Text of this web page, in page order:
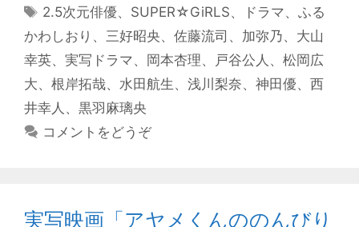
テ
リ
ー
タ
グ
2.5次元俳優、 SUPER☆GiRLS、 ドラマ、ふる
かわしおり 、 三好昭央、 佐藤流司 、 加弥乃、 大山
幸英、 実写ドラマ、 岡本杏理、 戸谷公人 、 松岡広
大、 根岸拓哉、 水田航生 、 浅川梨奈、 神田優、 西
井幸人 、 黒羽麻璃央
コメントをどうぞ
実写映画「アヤメくんののんびり